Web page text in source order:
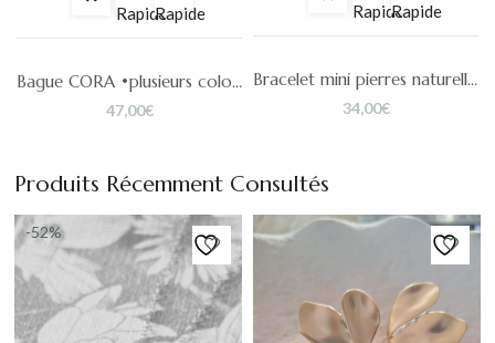
RapideRapide
Bague CORA •plusieurs coloris•
47,00€
RapideRapide
Bracelet mini pierres naturelles colorées Norah
34,00€
Produits Récemment Consultés
-52%